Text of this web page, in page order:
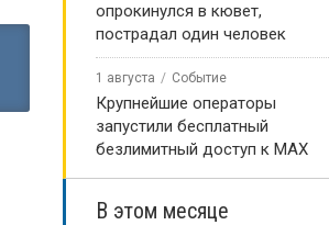
опрокинулся в кювет,
пострадал один человек
1 августа Событие
Крупнейшие операторы
запустили бесплатный
безлимитный доступ к MAX
В этом месяце